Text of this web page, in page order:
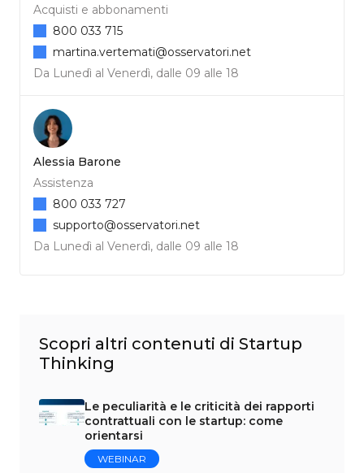
Acquisti e abbonamenti
Da Lunedì al Venerdì, dalle 09 alle 18
800 033 715
martina.vertemati@osservatori.net
Alessia Barone
Assistenza
Da Lunedì al Venerdì, dalle 09 alle 18
800 033 727
supporto@osservatori.net
Scopri altri contenuti di Startup
Thinking
Le peculiarità e le criticità dei rapporti
contrattuali con le startup: come
orientarsi
WEBINAR